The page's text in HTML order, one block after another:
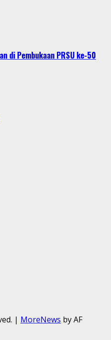
di Pembukaan PRSU ke-50
| MoreNews by AF